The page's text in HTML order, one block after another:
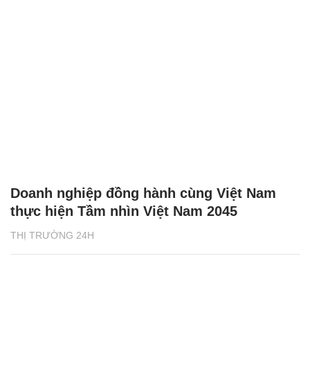
THỊ TRƯỜNG 24H
Doanh nghiệp đồng hành cùng Việt Nam
thực hiện Tầm nhìn Việt Nam 2045